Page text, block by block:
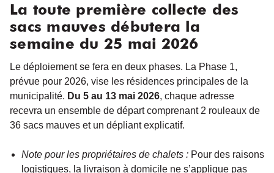
La toute première collecte des
sacs mauves débutera la
semaine du 25 mai 2026
Le déploiement se fera en deux phases. La Phase 1,
prévue pour 2026, vise les résidences principales de la
municipalité. Du 5 au 13 mai 2026, chaque adresse
recevra un ensemble de départ comprenant 2 rouleaux de
36 sacs mauves et un dépliant explicatif.
Note pour les propriétaires de chalets : Pour des raisons
logistiques, la livraison à domicile ne s’applique pas